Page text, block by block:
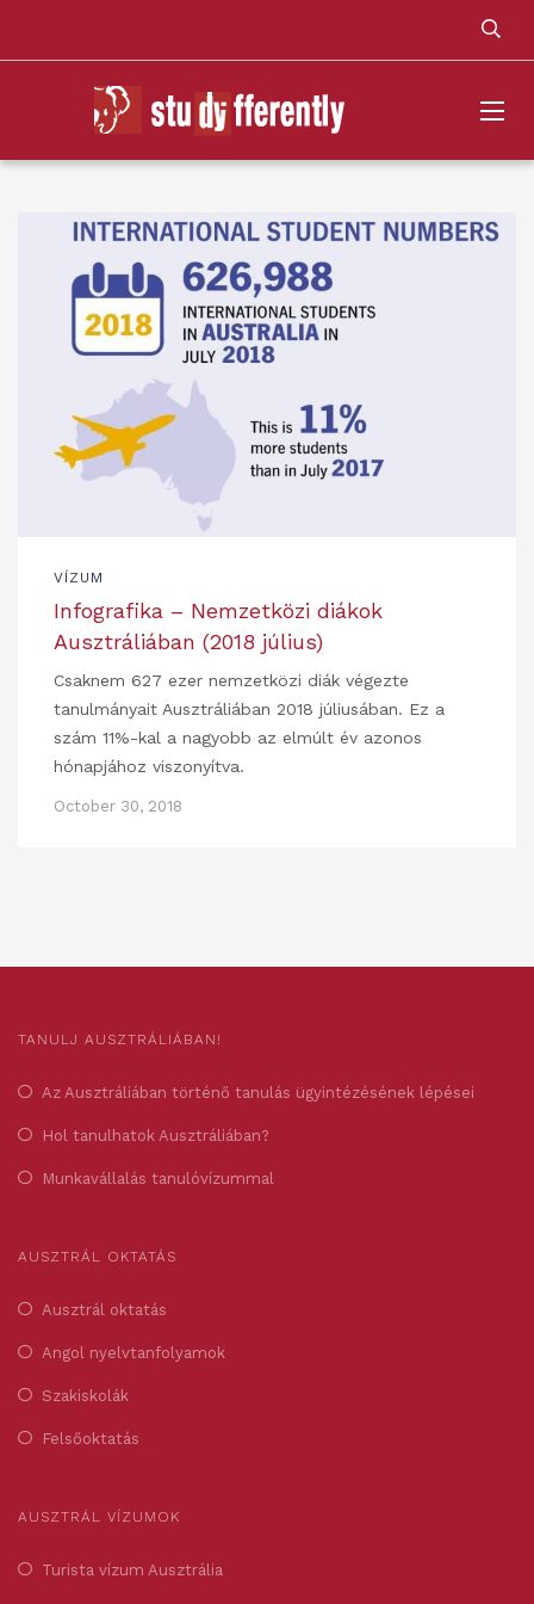
VÍZUM
Infografika – Nemzetközi diákok
Ausztráliában (2018 július)
Csaknem 627 ezer nemzetközi diák végezte
tanulmányait Ausztráliában 2018 júliusában. Ez a
szám 11%-kal a nagyobb az elmúlt év azonos
hónapjához viszonyítva.
October 30, 2018
TANULJ AUSZTRÁLIÁBAN!
Az Ausztráliában történő tanulás ügyintézésének lépései
Hol tanulhatok Ausztráliában?
Munkavállalás tanulóvízummal
AUSZTRÁL OKTATÁS
Ausztrál oktatás
Angol nyelvtanfolyamok
Szakiskolák
Felsőoktatás
AUSZTRÁL VÍZUMOK
Turista vízum Ausztrália